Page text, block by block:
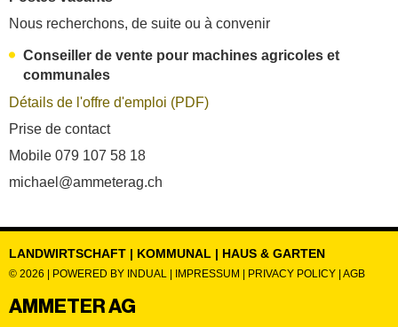
Nous recherchons, de suite ou à convenir
Conseiller de vente pour machines agricoles et
communales
Détails de l'offre d'emploi (PDF)
Prise de contact
Mobile 079 107 58 18
michael@ammeterag.ch
LANDWIRTSCHAFT | KOMMUNAL | HAUS & GARTEN
© 2026 | POWERED BY INDUAL IMPRESSUM PRIVACY POLICY AGB
AMMETER AG